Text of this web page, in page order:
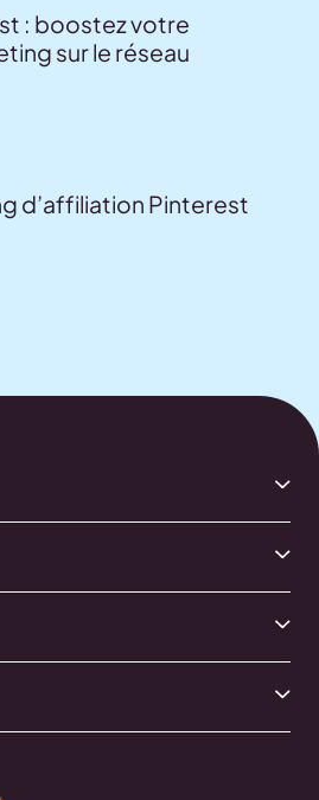
: boostez votre
sur le réseau
d’affiliation Pinterest